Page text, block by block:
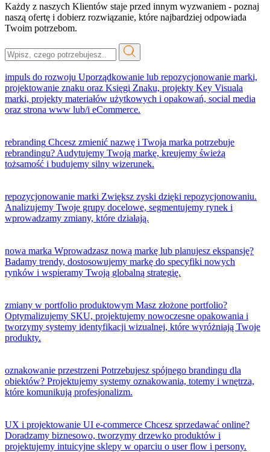
Każdy z naszych Klientów staje przed innym wyzwaniem - poznaj
naszą ofertę i dobierz rozwiązanie, które najbardziej odpowiada
Twoim potrzebom.
impuls do rozwoju Uporządkowanie lub repozycjonowanie marki,
projektowanie znaku oraz Księgi Znaku, projekty Key Visuala
marki, projekty materiałów użytkowych i opakowań, social media
oraz strona www lub/i eCommerce.
rebranding Chcesz zmienić nazwę i Twoja marka potrzebuje
rebrandingu? Audytujemy Twoją markę, kreujemy świeżą
tożsamość i budujemy silny wizerunek.
repozycjonowanie marki Zwiększ zyski dzięki repozycjonowaniu.
Analizujemy Twoje grupy docelowe, segmentujemy rynek i
wprowadzamy zmiany, które działają.
nowa marka Wprowadzasz nową markę lub planujesz ekspansję?
Badamy trendy, dostosowujemy markę do specyfiki nowych
rynków i wspieramy Twoją globalną strategię.
zmiany w portfolio produktowym Masz złożone portfolio?
Optymalizujemy SKU, projektujemy nowoczesne opakowania i
tworzymy systemy identyfikacji wizualnej, które wyróżniają Twoje
produkty.
oznakowanie przestrzeni Potrzebujesz spójnego brandingu dla
obiektów? Projektujemy systemy oznakowania, totemy i wnętrza,
które komunikują profesjonalizm.
UX i projektowanie UI e-commerce Chcesz sprzedawać online?
Doradzamy biznesowo, tworzymy drzewko produktów i
projektujemy intuicyjne sklepy w oparciu o user flow i persony.